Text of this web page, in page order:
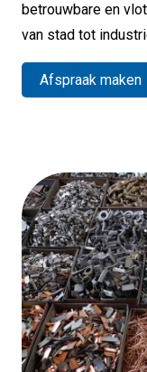
betrouwbare en
van stad tot
Afspraak maken